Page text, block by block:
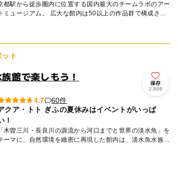
都駅から徒歩圏内に位置する国内最大のチームラボのアー
トミュージアム。 広大な館内は50以上の作品群で構成され
ト
館で楽しもう！
保存
2,606
4.7
60件
クア・トト ぎふの夏休みはイベントがいっぱ
！
「木曽三川・長良川の源流から河口までと世界の淡水魚」を
ーマに、自然環境を緻密に再現した館内は、淡水魚水族館